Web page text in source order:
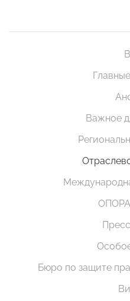
Важное
ОПОРА
Бюро по защите